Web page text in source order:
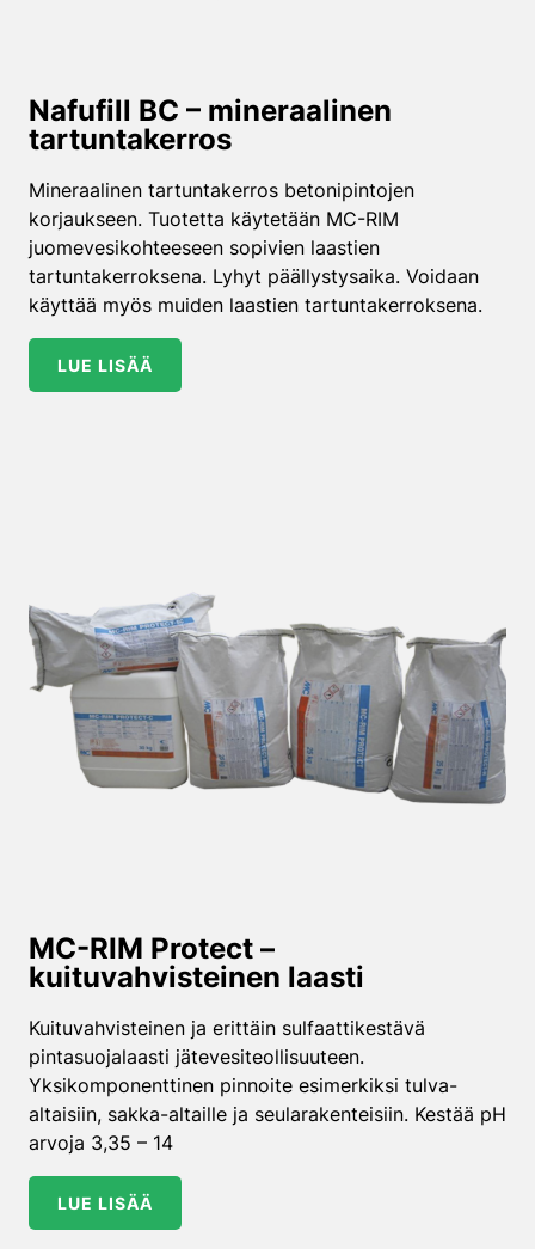
Nafufill BC – mineraalinen
tartuntakerros
Mineraalinen tartuntakerros betonipintojen
korjaukseen. Tuotetta käytetään MC-RIM
juomevesikohteeseen sopivien laastien
tartuntakerroksena. Lyhyt päällystysaika. Voidaan
käyttää myös muiden laastien tartuntakerroksena.
LUE LISÄÄ
MC-RIM Protect –
kuituvahvisteinen laasti
Kuituvahvisteinen ja erittäin sulfaattikestävä
pintasuojalaasti jätevesiteollisuuteen.
Yksikomponenttinen pinnoite esimerkiksi tulva-
altaisiin, sakka-altaille ja seularakenteisiin. Kestää pH
arvoja 3,35 – 14
LUE LISÄÄ